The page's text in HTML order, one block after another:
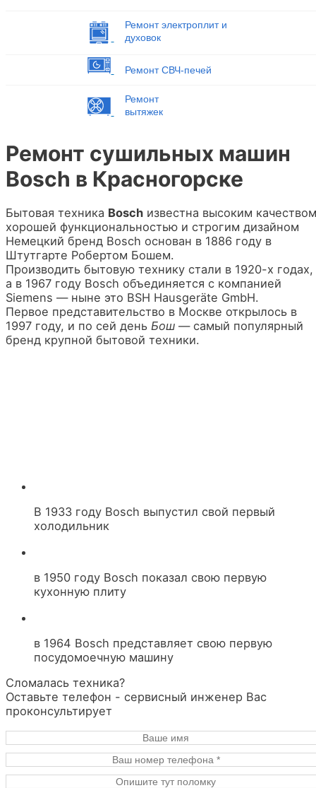
Ремонт электроплит и
духовок
Ремонт СВЧ-печей
Ремонт
вытяжек
Ремонт сушильных машин
Bosch в Красногорске
Бытовая техника Bosch известна высоким
хорошей функциональностью и строгим дизайном
Немецкий бренд Bosch основан в 1886 году в
Штутгарте Робертом Бошем.
Производить бытовую технику стали в 1920-х годах,
а в 1967 году Bosch объединяется с компанией
Siemens — ныне это BSH Hausgeräte GmbH.
Первое представительство в Москве открылось в
1997 году, и по сей день Бош — самый популярный
бренд крупной бытовой техники.
В 1933 году Bosch выпустил свой первый
холодильник
в 1950 году Bosch показал свою первую
кухонную плиту
в 1964 Bosch представляет свою первую
посудомоечную машину
Сломалась техника?
Оставьте телефон - сервисный инженер Вас
проконсультирует